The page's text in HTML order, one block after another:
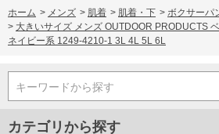
ホーム > メンズ > 肌着 > 肌着・下 > ボクサーパ
> 大きいサイズ メンズ OUTDOOR PRODUCTS
ネイビー系 1249-4210-1 3L 4L 5L 6L
キーワードから探す
カテゴリから探す